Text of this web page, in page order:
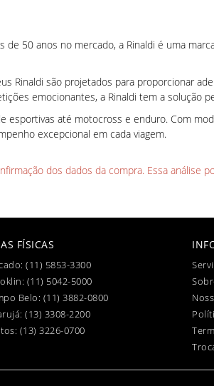
50 anos no mercado, a Rinaldi é uma
Rinaldi são projetados para proporcionar
emocionantes, a Rinaldi tem a solução
até motocross e enduro. Com
excepcional em cada viagem.
dos dados da compra. Essa análise
FÍSICAS
(11) 5853-3300
(11) 5042-5000
Belo: (11) 3882-0800
(13) 3308-2200
(13) 3226-0700